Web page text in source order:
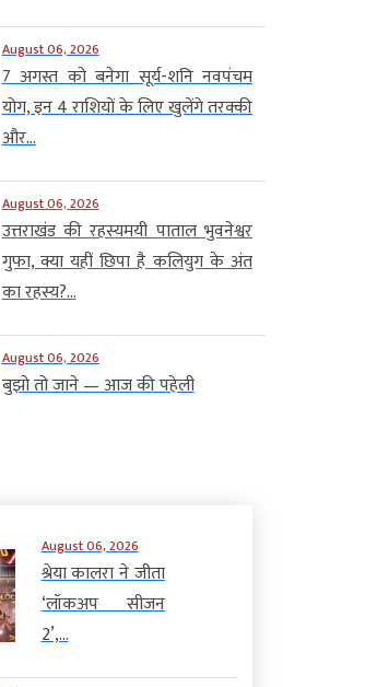
August 06, 2026
7 अगस्त को बनेगा सूर्य-शनि नवपंचम
योग, इन 4 राशियों के लिए खुलेंगे तरक्की
और...
August 06, 2026
उत्तराखंड की रहस्यमयी पाताल भुवनेश्वर
गुफा, क्या यहीं छिपा है कलियुग के अंत
का रहस्य?...
August 06, 2026
बुझो तो जाने — आज की पहेली
August 06, 2026
श्रेया कालरा ने जीता
‘लॉकअप सीजन
2’,...